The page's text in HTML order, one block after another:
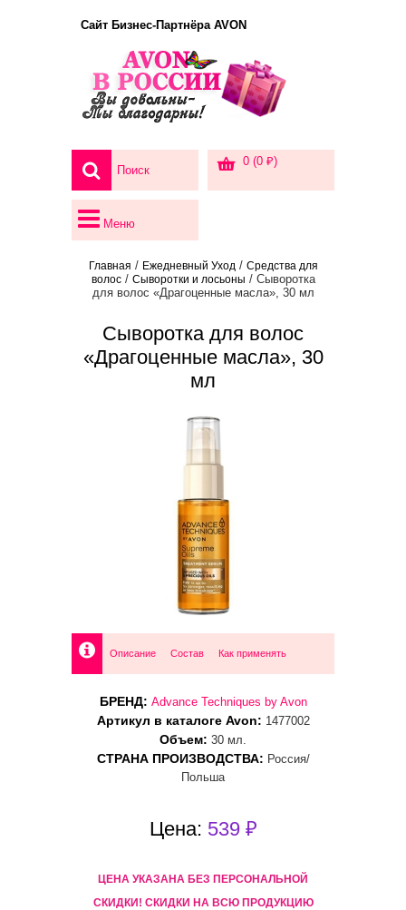
Сайт Бизнес-Партнёра AVON
0 (0 ₽)
Меню
Главная / Ежедневный Уход/ Средства для
волос/ Сыворотки и лосьоны / Сыворотка
для волос «Драгоценные масла», 30 мл
Сыворотка для волос
«Драгоценные масла», 30
мл
Описание Состав Как применять
БРЕНД: Advance Techniques by Avon
Артикул в каталоге Avon: 1477002
Объем: 30 мл.
СТРАНА ПРОИЗВОДСТВА: Россия/
Польша
Цена: 539 ₽
ЦЕНА УКАЗАНА БЕЗ ПЕРСОНАЛЬНОЙ
СКИДКИ! CКИДКИ НА ВСЮ ПРОДУКЦИЮ